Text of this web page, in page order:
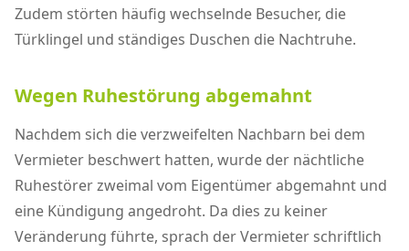
Zudem störten häufig wechselnde Besucher, die
Türklingel und ständiges Duschen die Nachtruhe.
Wegen Ruhestörung abgemahnt
Nachdem sich die verzweifelten Nachbarn bei dem
Vermieter beschwert hatten, wurde der nächtliche
Ruhestörer zweimal vom Eigentümer abgemahnt und
eine Kündigung angedroht. Da dies zu keiner
Veränderung führte, sprach der Vermieter schriftlich